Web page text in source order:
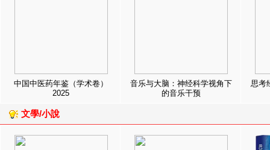
中国中医药年鉴（学术卷）
2025
音乐与大脑：神经科学视角下
的音乐干预
思考
文學/小說